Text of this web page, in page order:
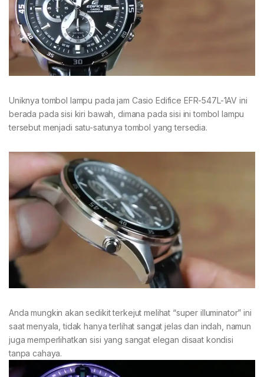
Uniknya tombol lampu pada jam Casio Edifice EFR-547L-1AV ini
berada pada sisi kiri bawah, dimana pada sisi ini tombol lampu
tersebut menjadi satu-satunya tombol yang tersedia.
Anda mungkin akan sedikit terkejut melihat “super illuminator” ini
saat menyala, tidak hanya terlihat sangat jelas dan indah, namun
juga memperlihatkan sisi yang sangat elegan disaat kondisi
tanpa cahaya.